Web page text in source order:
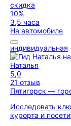
скидка
10%
3,5 часа
На автомобиле
индивидуальная
Наталья
5,0
21 отзыв
Пятигорск —
Исследовать
курорта и